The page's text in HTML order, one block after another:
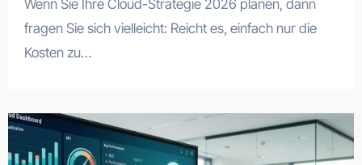
Wenn Sie Ihre Cloud-Strategie 2026 planen, dann
fragen Sie sich vielleicht: Reicht es, einfach nur die
Kosten zu…